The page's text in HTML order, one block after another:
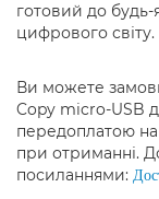
готовий до будь-
цифрового світу.
Ви можете
Copy micro-USB
передоплатою
при отриманні.
посиланнями: